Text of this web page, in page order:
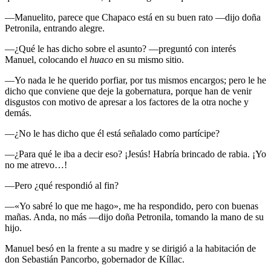
—Manuelito, parece que Chapaco está en su buen rato —dijo doña
Petronila, entrando alegre.
—¿Qué le has dicho sobre el asunto? —preguntó con interés
Manuel, colocando el huaco en su mismo sitio.
—Yo nada le he querido porfiar, por tus mismos encargos; pero le he
dicho que conviene que deje la gobernatura, porque han de venir
disgustos con motivo de apresar a los factores de la otra noche y
demás.
—¿No le has dicho que él está señalado como partícipe?
—¿Para qué le iba a decir eso? ¡Jesús! Habría brincado de rabia. ¡Yo
no me atrevo…!
—Pero ¿qué respondió al fin?
—«Yo sabré lo que me hago», me ha respondido, pero con buenas
mañas. Anda, no más —dijo doña Petronila, tomando la mano de su
hijo.
Manuel besó en la frente a su madre y se dirigió a la habitación de
don Sebastián Pancorbo, gobernador de Kíllac.